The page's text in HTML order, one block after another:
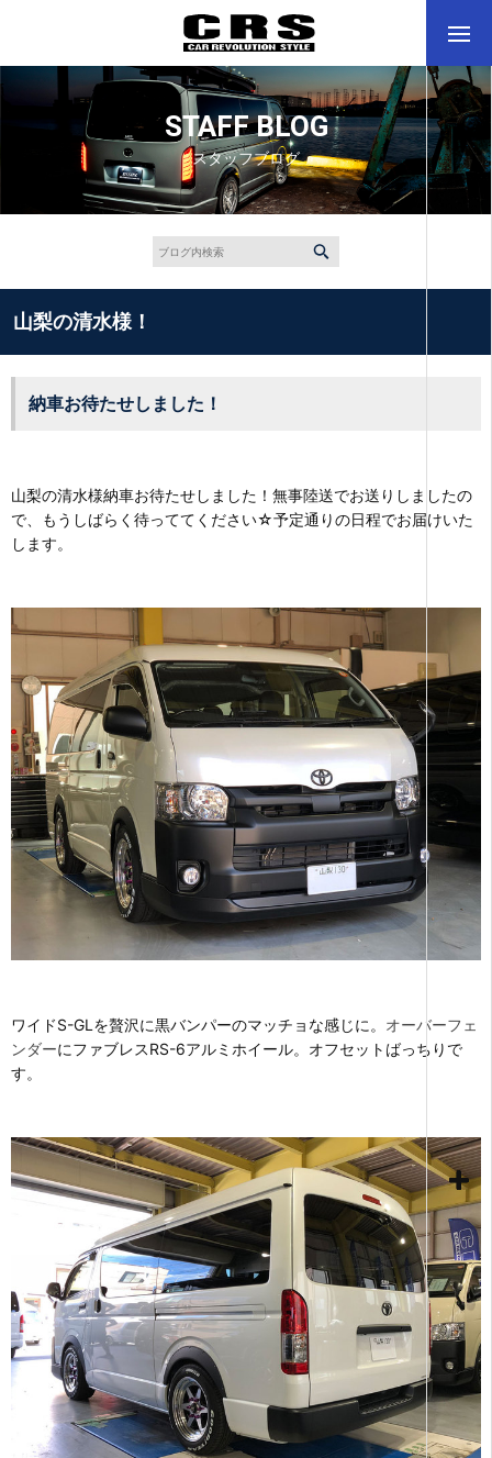
STAFF BLOG
スタッフブログ
山梨の清水様！
納車お待たせしました！
山梨の清水様納車お待たせしました！無事陸送でお送りしましたの
で、もうしばらく待っててください☆予定通りの日程でお届けいた
します。
ワイドS-GLを贅沢に黒バンパーのマッチョな感じに。 オーバーフェ
ンダーにファブレスRS-6アルミホイール。オフセットばっちりで
す。